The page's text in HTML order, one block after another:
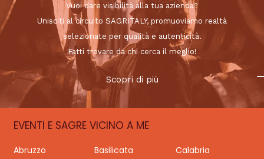
Vuoi dare visibilità alla tua azienda?
Unisciti al circuito SAGRITALY, promuoviamo realtà
selezionate per qualità e autenticità.
Fatti trovare da chi cerca il meglio!
Scopri di più
EVENTI E SAGRE VICINO A ME
Abruzzo Basilicata
Calabria